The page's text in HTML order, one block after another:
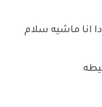
انا ماشيه سلام